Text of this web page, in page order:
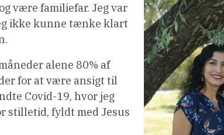
være familiefar. Jeg var
ikke kunne tænke klart
alene 80% af
for at være ansigt til
Covid-19, hvor jeg
stilletid, fyldt med Jesus